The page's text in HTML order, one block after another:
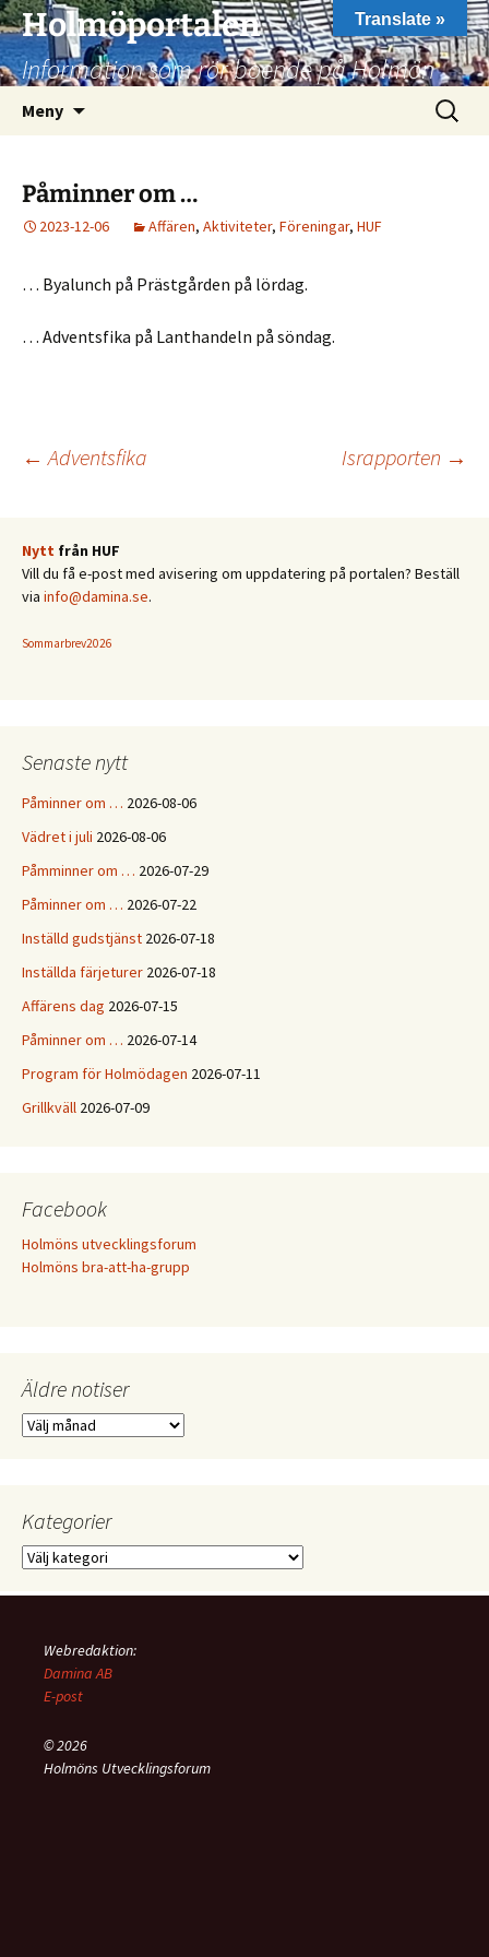
Hoppa
till
innehåll
Holmöportalen
Information som rör boende på Holmön
Meny
Sök
efter:
Påminner om …
2023-12-06 Affären, Aktiviteter, Föreningar, HUF
… Byalunch på Prästgården på lördag.
… Adventsfika på Lanthandeln på söndag.
Inläggsnavigering
← Adventsfika Israpporten →
Nytt från HUF
Vill du få e-post med avisering om uppdatering på portalen? Beställ
via info@damina.se.
Sommarbrev2026
Senaste nytt
Påminner om … 2026-08-06
Vädret i juli 2026-08-06
Påmminner om … 2026-07-29
Påminner om … 2026-07-22
Inställd gudstjänst 2026-07-18
Inställda färjeturer 2026-07-18
Affärens dag 2026-07-15
Påminner om … 2026-07-14
Program för Holmödagen 2026-07-11
Grillkväll 2026-07-09
Facebook
Holmöns utvecklingsforum
Holmöns bra-att-ha-grupp
Äldre notiser
Äldre
Kategorier
Kategorier
Webredaktion:
Damina AB
E-post
© 2026
Holmöns Utvecklingsforum
Translate »